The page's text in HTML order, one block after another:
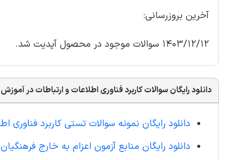
آخرین بروزرسانی:
1403/12/12 سوالات موجود در محصول آپدیت شد.
دانلود رایگان سوالات کاربرد فناوری اطلاعات و ارتباطات در آموزش
دانلود رایگان نمونه سوالات تستی کاربرد فناوری
دانلود رایگان منابع آزمون اعزام به خارج فرهنگیان